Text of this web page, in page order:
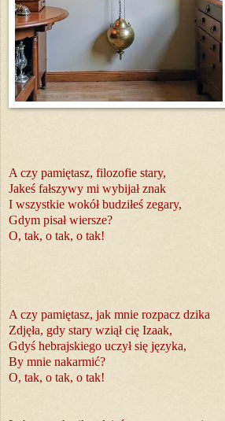
A czy pamiętasz, filozofie stary,
Jakeś fałszywy mi wybijał znak
I wszystkie wokół budziłeś zegary,
Gdym pisał wiersze?
O, tak, o tak, o tak!
A czy pamiętasz, jak mnie rozpacz dzika
Zdjęła, gdy stary wziął cię Izaak,
Gdyś hebrajskiego uczył się języka,
By mnie nakarmić?
O, tak, o tak, o tak!